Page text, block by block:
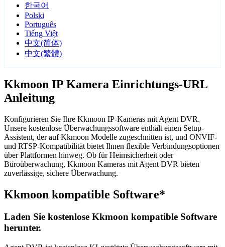
한국어
Polski
Português
Tiếng Việt
中文(简体)
中文(繁體)
Kkmoon IP Kamera Einrichtungs-URL
Anleitung
Konfigurieren Sie Ihre Kkmoon IP-Kameras mit Agent DVR.
Unsere kostenlose Überwachungssoftware enthält einen Setup-
Assistent, der auf Kkmoon Modelle zugeschnitten ist, und ONVIF-
und RTSP-Kompatibilität bietet Ihnen flexible Verbindungsoptionen
über Plattformen hinweg. Ob für Heimsicherheit oder
Büroüberwachung, Kkmoon Kameras mit Agent DVR bieten
zuverlässige, sichere Überwachung.
Kkmoon kompatible Software*
Laden Sie kostenlose Kkmoon kompatible Software
herunter.